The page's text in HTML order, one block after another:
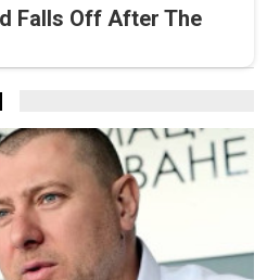
Falls Off After The